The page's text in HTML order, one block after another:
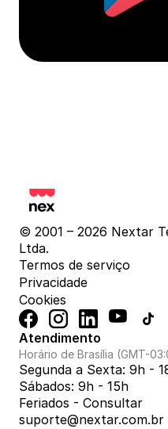
© 2001 – 2026 Nextar
Ltda.
Termos de serviço
Privacidade
Cookies
Atendimento
Horário de Brasília (GMT-
Segunda a Sexta: 9h -
Sábados: 9h - 15h
Feriados - Consultar
suporte@nextar.com.br